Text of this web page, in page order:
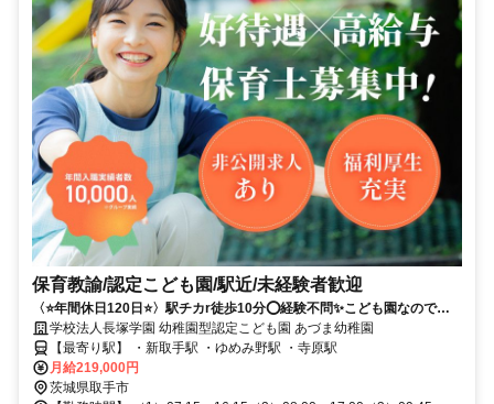
保育教諭/認定こども園/駅近/未経験者歓迎
〈⭐年間休日120日⭐〉駅チカr徒歩10分⭕経験不問✨こども園なので幼
保どちらも経験できます❗️
学校法人長塚学園 幼稚園型認定こども園 あづま幼稚園
【最寄り駅】 ・新取手駅 ・ゆめみ野駅 ・寺原駅
月給219,000円
茨城県取手市